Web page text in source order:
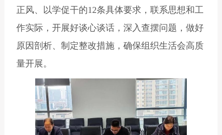
正风、以学促干的12条具体要求，联系思想和工
作实际，开展好谈心谈话，深入查摆问题，做好
原因剖析、制定整改措施，确保组织生活会高质
量开展。